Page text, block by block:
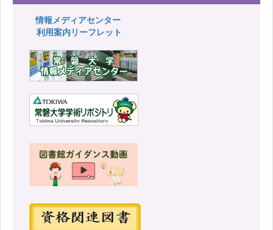
情報メディアセンター
利用案内リーフレット